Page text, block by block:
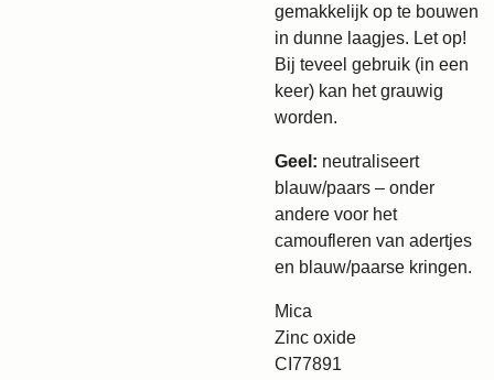
gemakkelijk op te bouwen
in dunne laagjes. Let op!
Bij teveel gebruik (in een
keer) kan het grauwig
worden.
Geel: neutraliseert
blauw/paars – onder
andere voor het
camoufleren van adertjes
en blauw/paarse kringen.
Mica
Zinc oxide
CI77891